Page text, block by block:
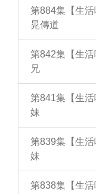
第884集【生
晃傳道
第842集【生
兄
第841集【生
妹
第839集【生
妹
第838集【生活